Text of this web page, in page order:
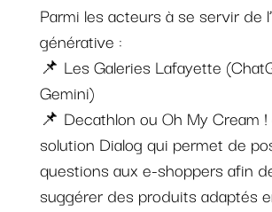
Parmi les acteurs à se servir de
générative :
📌 Les Galeries Lafayette
Gemini)
📌 Decathlon ou Oh My Cream
solution Dialog qui permet de
questions aux e-shoppers afin
suggérer des produits adaptés